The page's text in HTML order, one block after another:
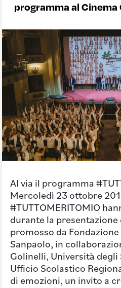
programma al Cinema
Al via il programma
Mercoledì 23 ottobre
#TUTTOMERITOMIO
durante la
promosso da
Sanpaolo, in
Golinelli, Università degli
Ufficio Scolastico
di emozioni, un invito a